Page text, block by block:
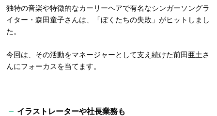
独特の音楽や特徴的なカーリーヘアで有名なシンガーソングラ
イター・森田童子さんは、「ぼくたちの失敗」がヒットしまし
た。
今回は、その活動をマネージャーとして支え続けた前田亜土さ
んにフォーカスを当てます。
イラストレーターや社長業務も